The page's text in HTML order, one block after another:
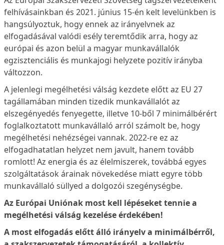
felhívásainkban és 2021. június 15-én kelt levelünkben is
hangsúlyoztuk, hogy ennek az irányelvnek az
elfogadásával valódi esély teremtődik arra, hogy az
európai és azon belül a magyar munkavállalók
egzisztenciális és munkajogi helyzete pozitív irányba
változzon.
A jelenlegi megélhetési válság kezdete előtt az EU 27
tagállamában minden tizedik munkavállalót az
elszegényedés fenyegette, illetve 10-ből 7 minimálbérért
foglalkoztatott munkavállaló arról számolt be, hogy
megélhetési nehézségei vannak. 2022-re ez az
elfogadhatatlan helyzet nem javult, hanem tovább
romlott! Az energia és az élelmiszerek, továbbá egyes
szolgáltatások árainak növekedése miatt egyre több
munkavállaló süllyed a dolgozói szegénységbe.
Az Európai Uniónak most kell lépéseket tennie a
megélhetési válság kezelése érdekében!
A most elfogadás előtt álló irányelv a minimálbérről,